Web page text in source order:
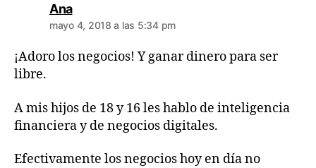
Anadice:
mayo 4, 2018 a las 5:34 pm
¡Adoro los negocios! Y ganar dinero para ser
libre.
A mis hijos de 18 y 16 les hablo de inteligencia
financiera y de negocios digitales.
Efectivamente los negocios hoy en día no